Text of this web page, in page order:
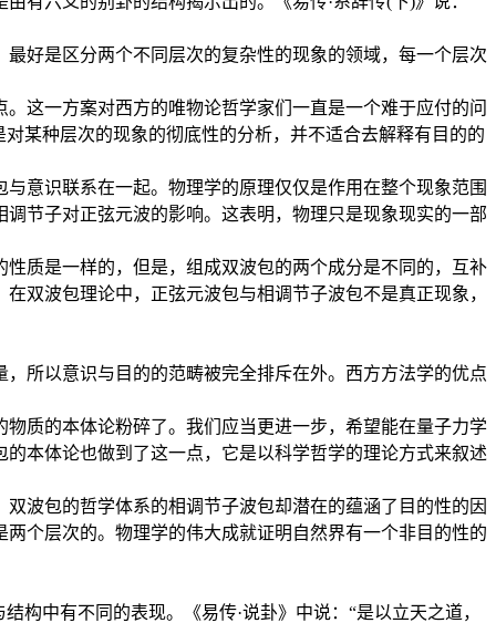
好是区分两个不同层次的复杂性的现象的领域，每一个层次
这一方案对西方的唯物论哲学家们一直是一个难于应付的问
某种层次的现象的彻底性的分析，并不适合去解释有目的的
意识联系在一起。物理学的原理仅仅是作用在整个现象范围
节子对正弦元波的影响。这表明，物理只是现象现实的一部
质是一样的，但是，组成双波包的两个成分是不同的，互补
双波包理论中，正弦元波包与相调节子波包不是真正现象，
所以意识与目的的范畴被完全排斥在外。西方方法学的优点
质的本体论粉碎了。我们应当更进一步，希望能在量子力学
本体论也做到了这一点，它是以科学哲学的理论方式来叙述
波包的哲学体系的相调节子波包却潜在的蕴涵了目的性的因
个层次的。物理学的伟大成就证明自然界有一个非目的性的
构中有不同的表现。《易传·说卦》中说：“是以立天之道，